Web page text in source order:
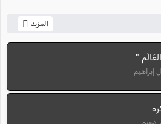
المزيد
"